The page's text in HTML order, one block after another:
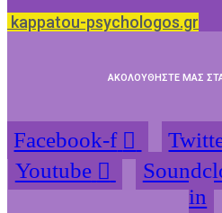
kappatou-psychologos.gr
ΑΚΟΛΟΥΘΗΣΤΕ ΜΑΣ ΣΤΑ
Facebook-f
Youtube
in